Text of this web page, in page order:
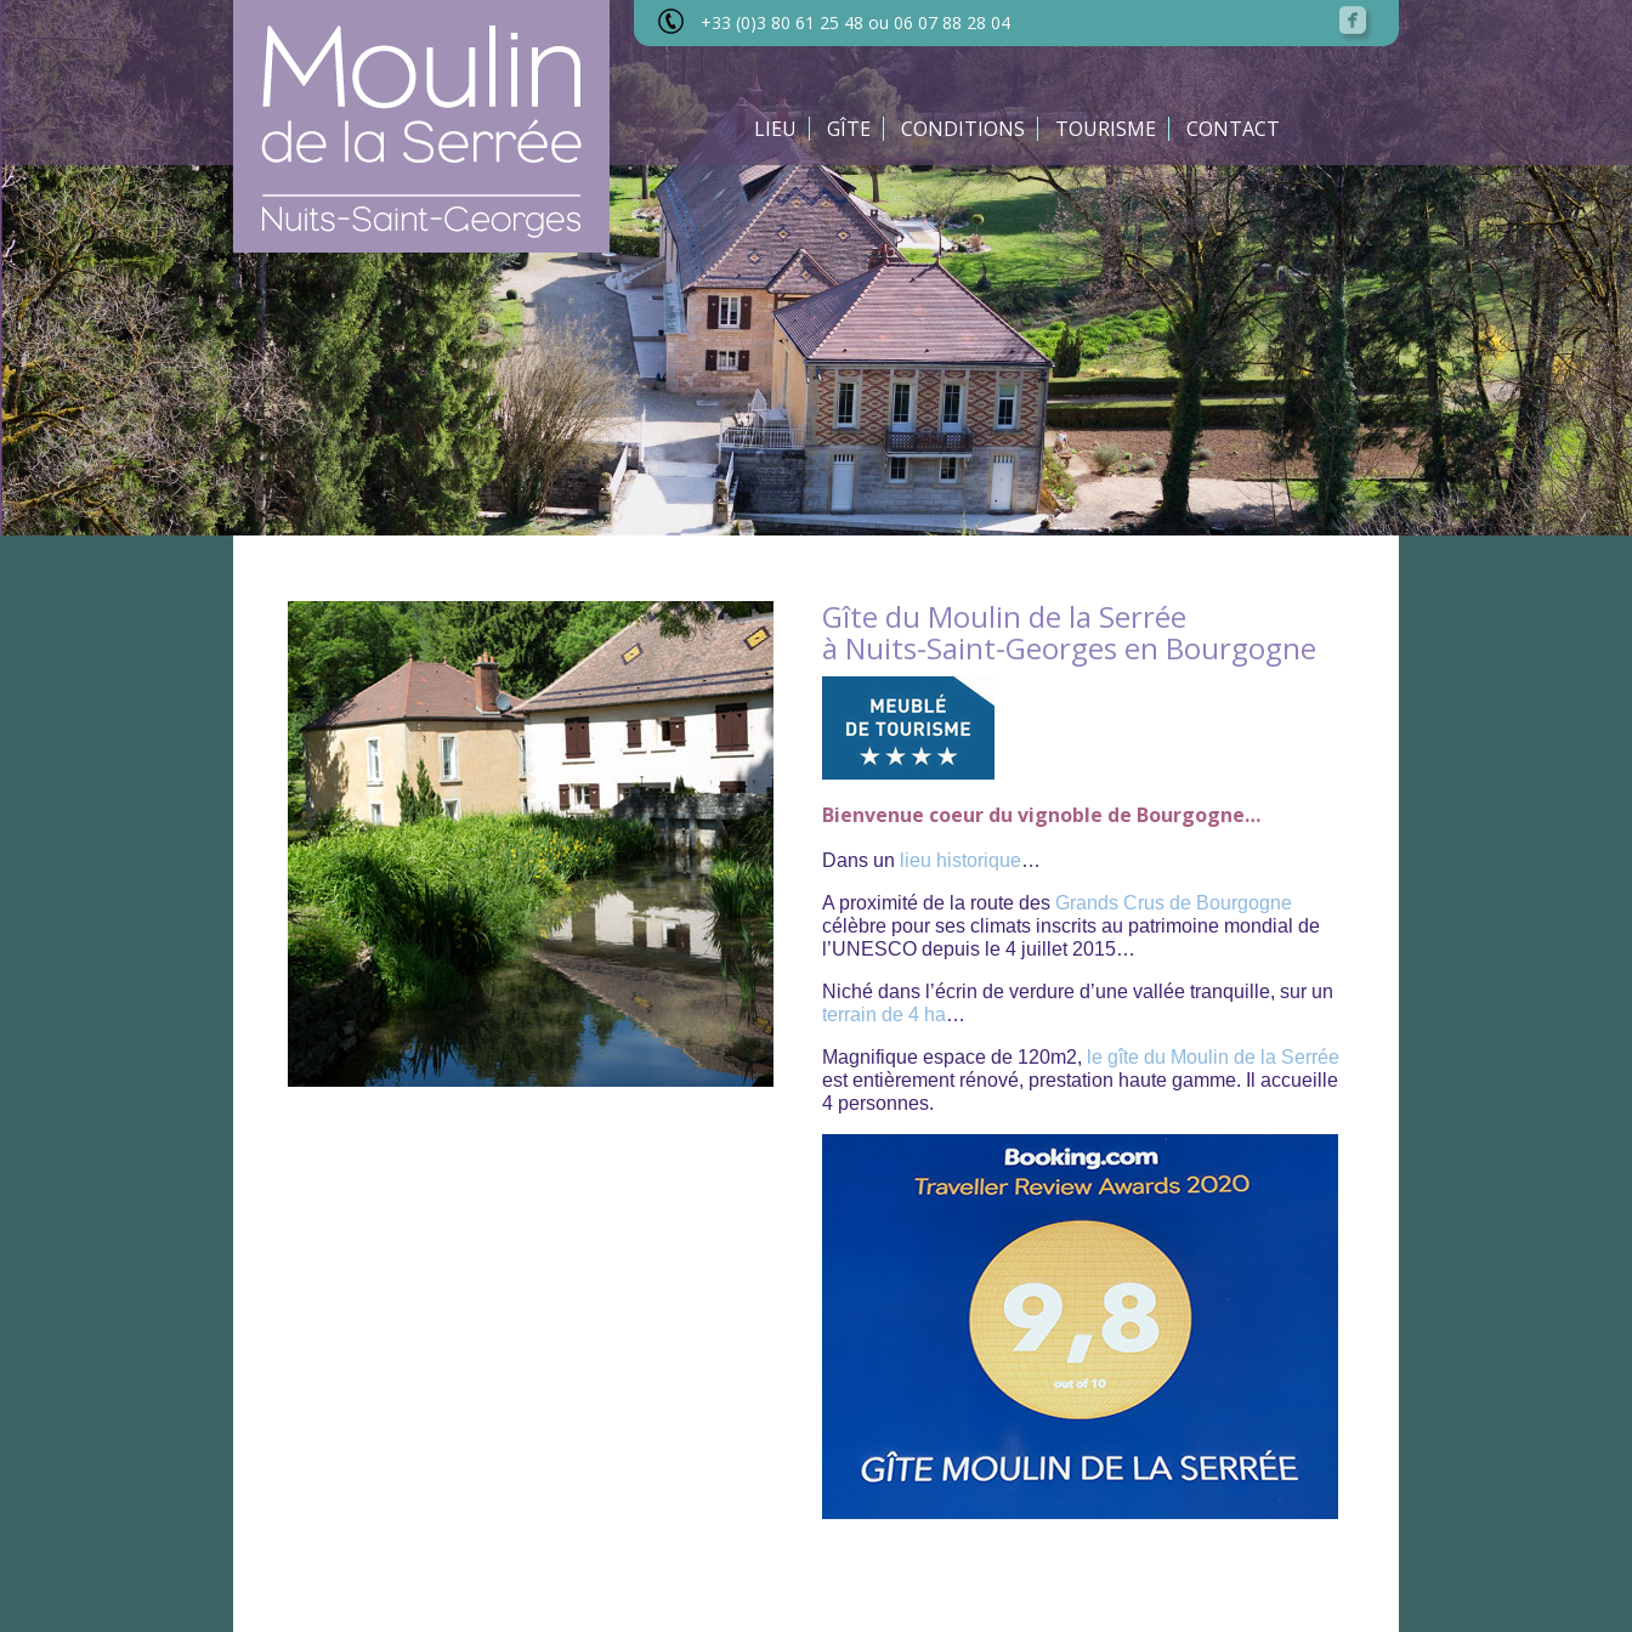
+33 (0)3 80 61 25 48 ou 06 07 88 28 04
LIEU GÎTE CONDITIONS TOURISME CONTACT
Gîte du Moulin de la Serrée
à Nuits-Saint-Georges en Bourgogne
Bienvenue coeur du vignoble de Bourgogne…
Dans un lieu historique…
A proximité de la route des Grands Crus de Bourgogne
célèbre pour ses climats inscrits au patrimoine mondial de
l’UNESCO depuis le 4 juillet 2015…
Niché dans l’écrin de verdure d’une vallée tranquille, sur un
terrain de 4 ha…
Magnifique espace de 120m2, le gîte du Moulin de la Serrée
est entièrement rénové, prestation haute gamme. Il accueille
4 personnes.